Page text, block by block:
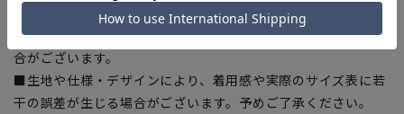
■ブラウザやお使いのモニター環境、室内外等の撮影時の環境
下での光加減により、実際の商品と掲載画像の色味が異なる場
合がございます。
■生地や仕様・デザインにより、着用感や実際のサイズ表に若
干の誤差が生じる場合がございます。予めご了承ください。